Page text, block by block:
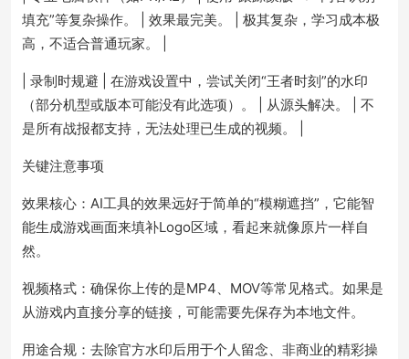
填充”等复杂操作。 | 效果最完美。 | 极其复杂，学习成本极
高，不适合普通玩家。 |
| 录制时规避 | 在游戏设置中，尝试关闭“王者时刻”的水印
（部分机型或版本可能没有此选项）。 | 从源头解决。 | 不
是所有战报都支持，无法处理已生成的视频。 |
关键注意事项
效果核心：AI工具的效果远好于简单的“模糊遮挡”，它能智
能生成游戏画面来填补Logo区域，看起来就像原片一样自
然。
视频格式：确保你上传的是MP4、MOV等常见格式。如果是
从游戏内直接分享的链接，可能需要先保存为本地文件。
用途合规：去除官方水印后用于个人留念、非商业的精彩操